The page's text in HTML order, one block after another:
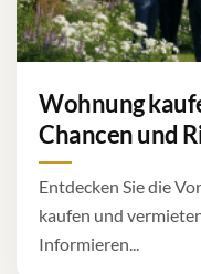
Wohnung
Chancen und
Entdecken Sie die
kaufen und
Informieren...